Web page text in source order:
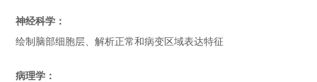
神经科学：
绘制脑部细胞层、解析正常和病变区域表达特征
病理学：